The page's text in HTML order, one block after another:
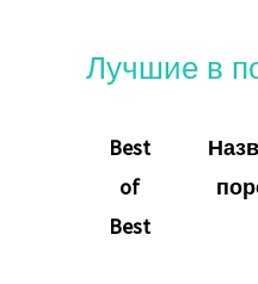
Лучшие в
Best
of
Best